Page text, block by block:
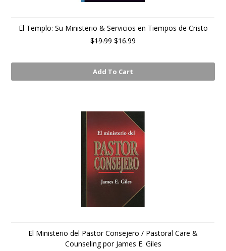
El Templo: Su Ministerio & Servicios en Tiempos de Cristo
$19.99 $16.99
Add To Cart
El Ministerio del Pastor Consejero / Pastoral Care &
Counseling por James E. Giles